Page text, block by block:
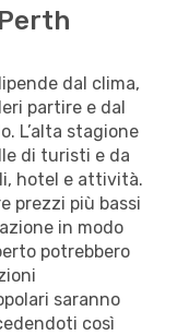
dal clima,
partire e dal
L’alta stagione
di turisti e da
hotel e attività.
prezzi più bassi
in modo
potrebbero
saranno
così